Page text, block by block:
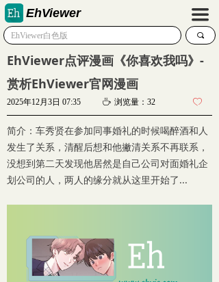
끠
EhViewer 끀
简介：车秀贤在参加同事婚礼的时候喝醉酒和人
发生了关系，清醒后想和他撇清关系不再联系，
没想到第二天发现他居然是自己公司对面婚礼企
划公司的人，两人的缘分就从这里开始了...
2025年12月3日 07:35 ꄘ 浏览量： 32 ꄀ
EhViewer点评漫画《你喜欢我吗》-
赏析EhViewer官网漫画